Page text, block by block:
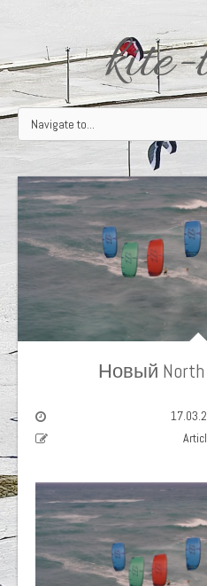
Новый North